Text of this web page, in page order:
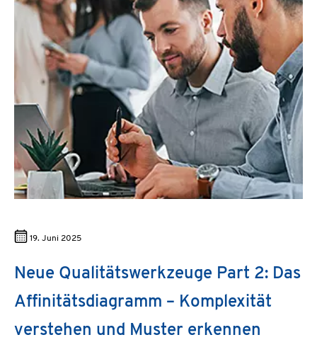
19. Juni 2025
Neue Qualitätswerkzeuge Part 2: Das
Affinitätsdiagramm – Komplexität
verstehen und Muster erkennen